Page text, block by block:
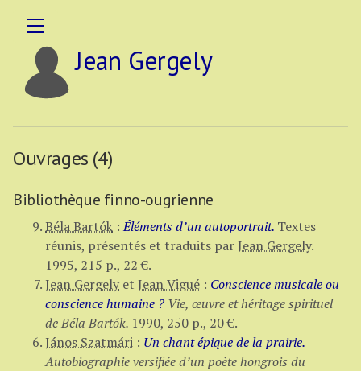
Jean Gergely
Ouvrages (4)
Bibliothèque finno-ougrienne
Béla Bartók :Éléments d’un autoportrait. Textes
réunis, présentés et traduits parJean Gergely.
1995, 215 p., 22 €.
Jean Gergely et Jean Vigué : Conscience musicale ou
conscience humaine ? Vie, œuvre et héritage spirituel
de Béla Bartók. 1990, 250 p., 20 €.
János Szatmári : Un chant épique de la prairie.
Autobiographie versifiée d’un poète hongrois du